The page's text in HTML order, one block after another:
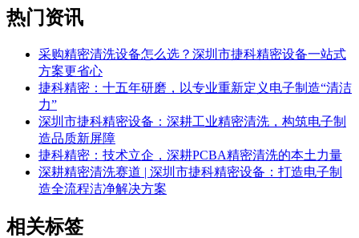
热门资讯
采购精密清洗设备怎么选？深圳市捷科精密设备一站式
方案更省心
捷科精密：十五年研磨，以专业重新定义电子制造“清洁
力”
深圳市捷科精密设备：深耕工业精密清洗，构筑电子制
造品质新屏障
捷科精密：技术立企，深耕PCBA精密清洗的本土力量
深耕精密清洗赛道 | 深圳市捷科精密设备：打造电子制
造全流程洁净解决方案
相关标签